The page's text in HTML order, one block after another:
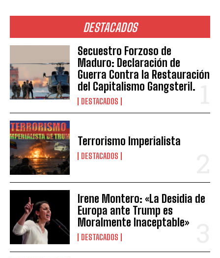
DESTACADOS
Secuestro Forzoso de
Maduro: Declaración de
Guerra Contra la Restauración
del Capitalismo Gangsteril.
DESTACADOS
Terrorismo Imperialista
DESTACADOS
Irene Montero: «La Desidia de
Europa ante Trump es
Moralmente Inaceptable»
DESTACADOS